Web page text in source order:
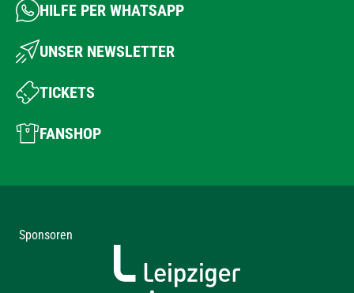
HILFE PER WHATSAPP
UNSER NEWSLETTER
TICKETS
FANSHOP
Sponsoren